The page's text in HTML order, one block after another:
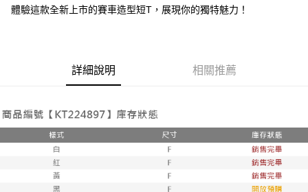
法說明評估內容。
2.透過簡訊連結打開帳單後，可選擇「超商條碼／台灣大直營門市／銀行轉
帳／街口支付／iPASS MONEY」等通路繳費。
1.本服務係由「台灣大哥大股份有限公司」（以下簡稱本公司）所提供，讓
買賣價金債權讓與本公司後，依約使用本公司帳單繳交帳款。
2.基於同意付款使用「大哥付你分期」之契約關係目的，商店將以您的個人
資料（包含姓名、電話或地址）提供予台灣大哥大進項蒐集、處理及利用，
由本公司與您本人進行分期帳單所需資料之確認、核對及更正。
3.完整用戶服務條款，請詳閱以下連結：
https://oppay.tw/userRule
２．便利：只要手機號碼，簡訊認證，即可結帳。
結帳頁面，進行簡訊認證並確認金額後，即可完成結帳。
※ 請注意：結帳手續完成當下不需立刻繳費，但若您需要取消訂單，請聯絡
購買商品的店家。未經商家同意取消之訂單仍視為有效，需透過AFTEE先享
後付繳納相關費用。
※ 交易是否成功請以「AFTEE先享後付 」之結帳頁面顯示為準，若有關於
是否繳費成功／繳費後需取消欲退款等相關疑問，請聯繫「AFTEE先享後付
客戶支援中心」
https://netprotections.freshdesk.com/support/home
付款後全家取貨
每筆NT$60，滿NT$1,600(含以上)免運費
已關閉，請勿下單
每筆NT$10,000
已關閉，請勿下單(付取)
每筆NT$10,000
體驗這款全新上市的賽車造型短T，展現你的獨特魅力！
詳細說明 相關推薦